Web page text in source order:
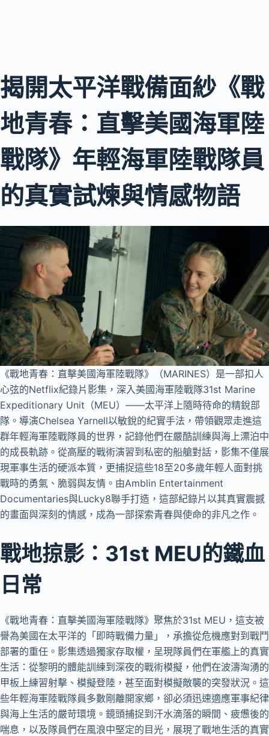
揭開太平洋戰備面紗《戰
地青春：直擊美國海軍陸
戰隊》年輕海軍陸戰隊員
的真實試煉與情感物語
《戰地青春：直擊美國海軍陸戰隊》（MARINES）是一部扣人
心弦的Netflix紀錄片影集，深入美國海軍陸戰隊31st Marine
Expeditionary Unit（MEU）——太平洋上隨時待命的精銳部
隊。導演Chelsea Yarnell以敏銳的紀實手法，帶領觀眾走進這
群年輕海軍陸戰隊員的世界，記錄他們在嚴酷訓練與海上漂泊中
的成長軌跡。從高壓的戰術演習到私密的船艙對話，影集不僅展
現軍事生活的硬派本質，更捕捉這些18至20多歲年輕人面對挑
戰時的勇氣、脆弱與友情。由Amblin Entertainment
Documentaries與Lucky8聯手打造，這部紀錄片以其真實震撼
的畫面與深刻的情感，成為一部探索青春與使命的非凡之作。
戰地掠影：31st MEU的鐵血
日常
《戰地青春：直擊美國海軍陸戰隊》聚焦於31st MEU，這支被
譽為美國在太平洋的「即時戰備力量」，承擔從危機應對到戰鬥
部署的重任。影集透過獨家存取權，呈現隊員們在軍艦上的真實
生活：從黎明的體能訓練到深夜的戰術模擬，他們在波濤洶湧的
甲板上練習射擊、模擬登陸，甚至面對模擬敵襲的突發狀況。這
些年輕海軍陸戰隊員多數剛離開家鄉，卻必須迅速適應軍事紀律
與海上生活的嚴苛環境。鏡頭捕捉到汗水滴落的瞬間、疲憊後的
喘息，以及隊員們在風浪中堅定的目光，展現了戰地生活的真實